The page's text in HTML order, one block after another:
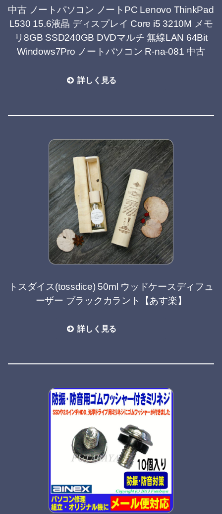
中古 ノートパソコン ノートPC Lenovo ThinkPad
L530 15.6液晶 ディスプレイ Core i5 3210M メモ
リ8GB SSD240GB DVDマルチ 無線LAN 64Bit
Windows7Pro ノートパソコン R-na-081 中古
詳しく見る
トスダイス(tossdice) 50ml ウッドケースディフュ
ーザー ブラックカラント【あす楽】
詳しく見る